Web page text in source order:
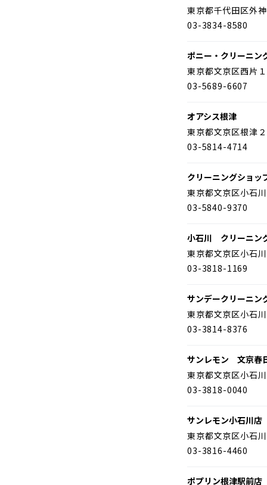
東京都千代田区外
03-3834-8580
ポニー・クリーニ
東京都文京区西片
03-5689-6607
オアシス根津
東京都文京区根津
03-5814-4714
クリーニングショッ
東京都文京区小石
03-5840-9370
小石川 クリーニン
東京都文京区小石
03-3818-1169
サンデークリーニン
東京都文京区小石
03-3814-8376
サンレモン 文京春
東京都文京区小石
03-3818-0040
サンレモン小石川店
東京都文京区小石
03-3816-4460
ポプリン根津駅前店